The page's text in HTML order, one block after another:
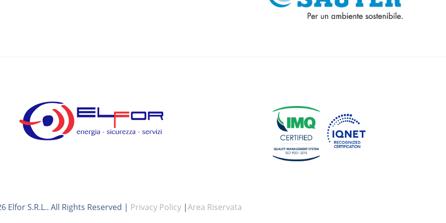
Elfor S.r.l.. All Rights Reserved | Privacy Policy|Area Riservata